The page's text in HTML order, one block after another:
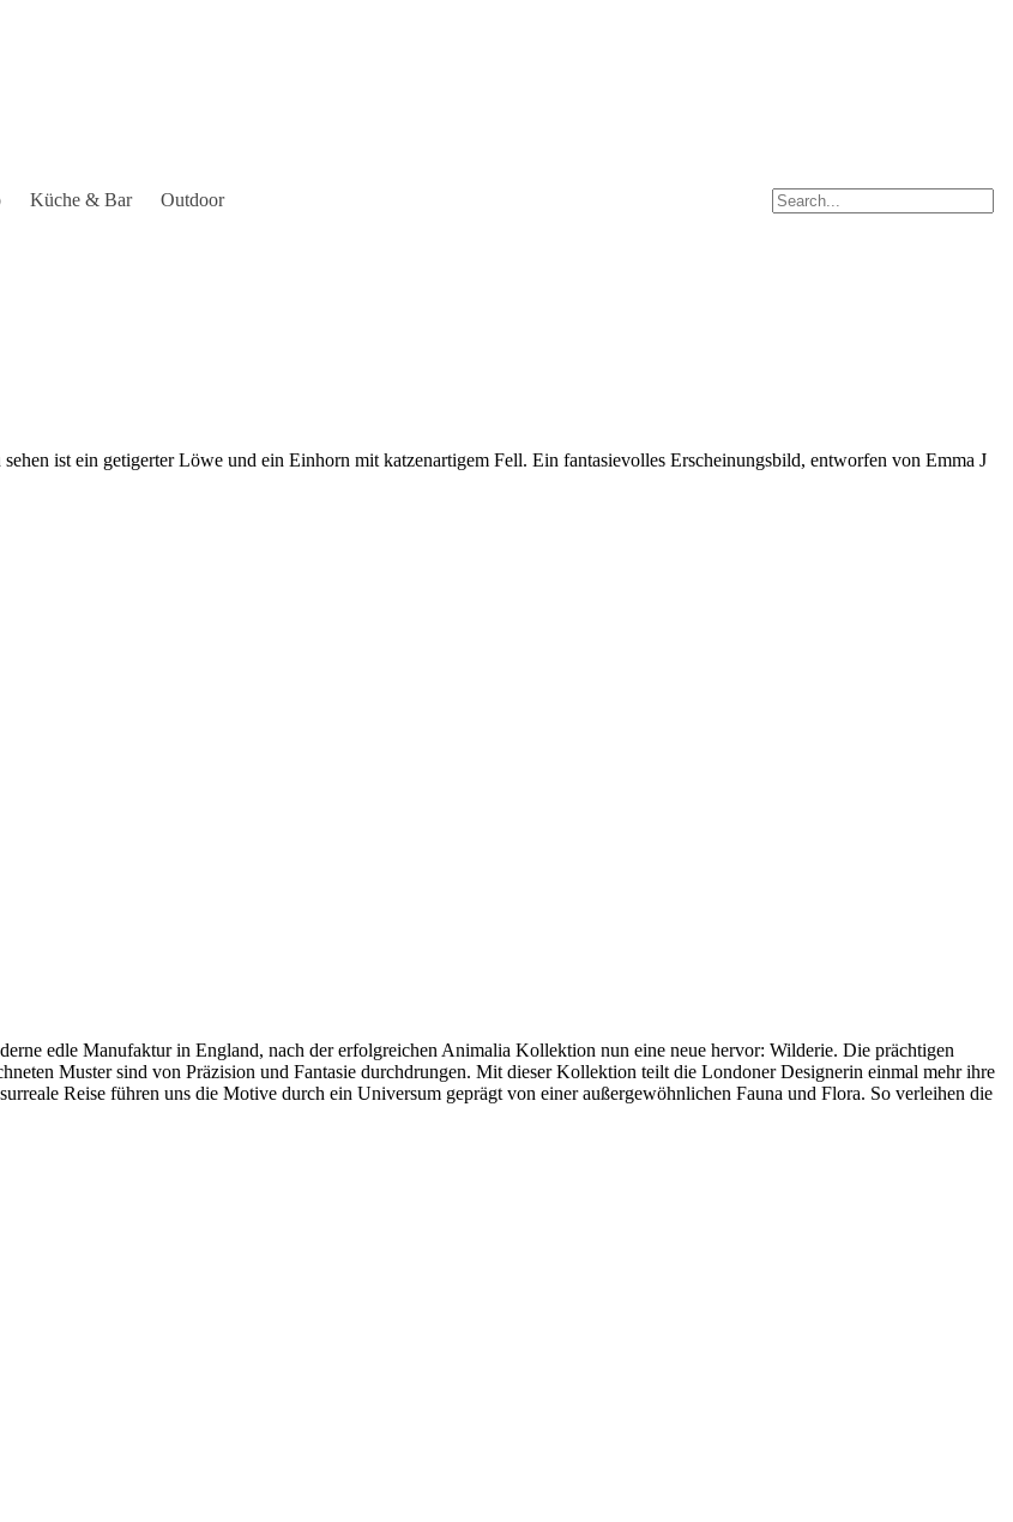
Küche & Bar Outdoor
ist ein getigerter Löwe und ein Einhorn mit katzenartigem Fell. Ein fantasievolles Erscheinungsbild, entworfen von Emma J
edle Manufaktur in England, nach der erfolgreichen Animalia Kollektion nun eine neue hervor: Wilderie. Die prächtigen
Muster sind von Präzision und Fantasie durchdrungen. Mit dieser Kollektion teilt die Londoner Designerin einmal mehr ihre
Reise führen uns die Motive durch ein Universum geprägt von einer außergewöhnlichen Fauna und Flora. So verleihen die